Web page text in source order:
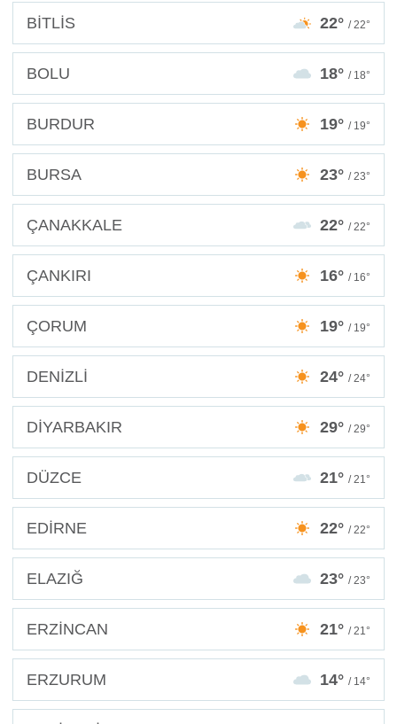
BİTLİS 22° / 22°
BOLU 18° / 18°
BURDUR 19° / 19°
BURSA 23° / 23°
ÇANAKKALE 22° / 22°
ÇANKIRI 16° / 16°
ÇORUM 19° / 19°
DENİZLİ 24° / 24°
DİYARBAKIR 29° / 29°
DÜZCE 21° / 21°
EDİRNE 22° / 22°
ELAZIĞ 23° / 23°
ERZİNCAN 21° / 21°
ERZURUM 14° / 14°